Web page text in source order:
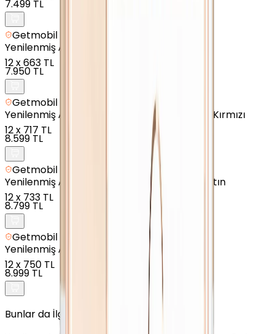
7.499 TL
Getmobil Güvencesi
YenilenmişApple iPhone 8 - 256 GB - Altın
12x663 TL
7.950 TL
Getmobil Güvencesi
YenilenmişApple iPhone SE 2020 - 128 GB - Kırmızı
12x 717 TL
8.599 TL
Getmobil Güvencesi
YenilenmişApple iPhone 8 Plus - 128 GB - Altın
12x 733 TL
8.799 TL
Getmobil Güvencesi
YenilenmişApple iPhone 8 - 64 GB - Altın
12x 750 TL
8.999 TL
Bunlar da İlginizi Çekebilir